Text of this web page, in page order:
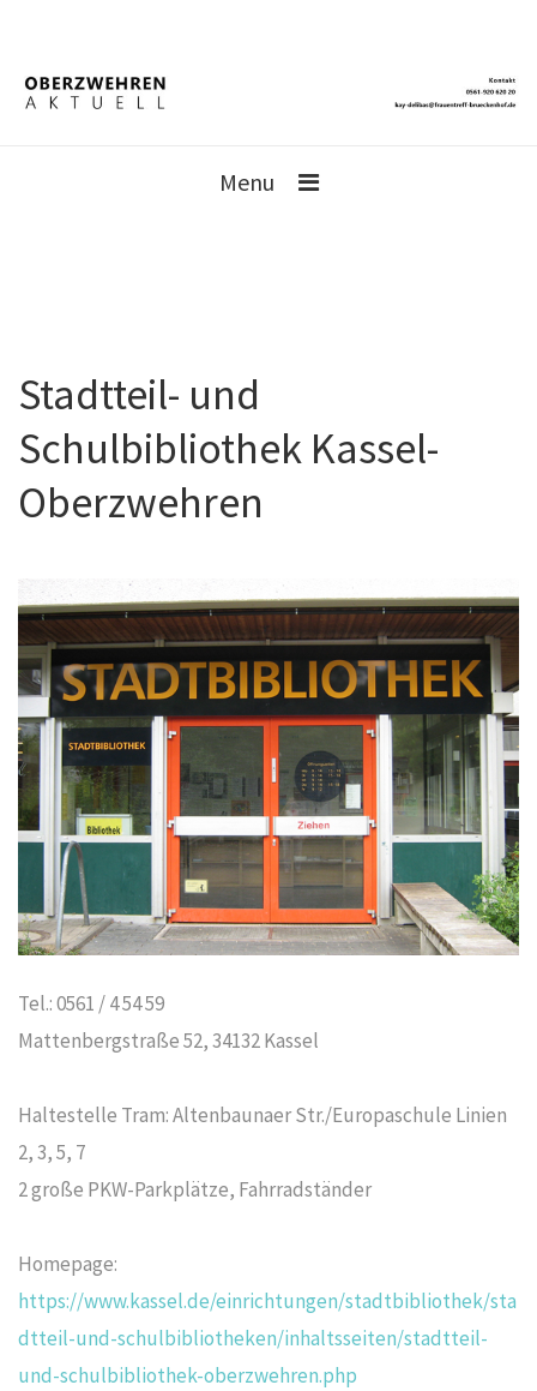
Menu
Stadtteil- und
Schulbibliothek Kassel-
Oberzwehren
Tel.: 0561 / 4 54 59
Mattenbergstraße 52, 34132 Kassel
Haltestelle Tram: Altenbaunaer Str./Europaschule Linien
2, 3, 5, 7
2 große PKW-Parkplätze, Fahrradständer
Homepage:
https://www.kassel.de/einrichtungen/stadtbibliothek/sta
dtteil-und-schulbibliotheken/inhaltsseiten/stadtteil-
und-schulbibliothek-oberzwehren.php